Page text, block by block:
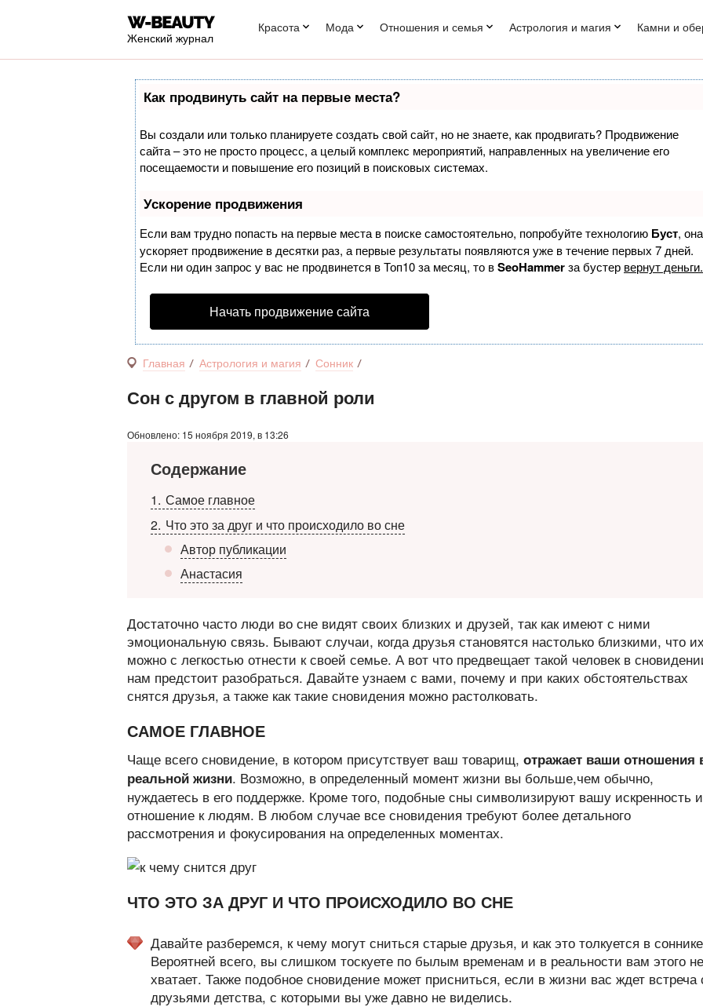
Женский журнал
Красота Мода Отношения и семья Астрология и магия Камни и
Как продвинуть сайт на первые места?
Вы создали или только планируете создать свой сайт, но не знаете, как продвигать? Продвижение
сайта – это не просто процесс, а целый комплекс мероприятий, направленных на увеличение его
посещаемости и повышение его позиций в поисковых системах.
Ускорение продвижения
Если вам трудно попасть на первые места в поиске самостоятельно, попробуйте технологию Буст, она
ускоряет продвижение в десятки раз, а первые результаты появляются уже в течение первых 7 дней.
Если ни один запрос у вас не продвинется в Топ10 за месяц, то вSeoHammerза бустер вернут деньги.
Начать продвижение сайта
Главная Астрология и магия Сонник
Сон с другом в главной роли
Обновлено: 15 ноября 2019, в 13:26
Содержание
1 Самое главное
2 Что это за друг и что происходило во сне
Автор публикации
Анастасия
Достаточно часто люди во сне видят своих близких и друзей, так как имеют с ними
эмоциональную связь. Бывают случаи, когда друзья становятся настолько близкими, что их
можно с легкостью отнести к своей семье. А вот что предвещает такой человек в
нам предстоит разобраться. Давайте узнаем с вами, почему и при каких обстоятельствах
снятся друзья, а также как такие сновидения можно растолковать.
САМОЕ ГЛАВНОЕ
Чаще всего сновидение, в котором присутствует ваш товарищ, отражает ваши отношения
реальной жизни. Возможно, в определенный момент жизни вы больше,чем обычно,
нуждаетесь в его поддержке. Кроме того, подобные сны символизируют вашу искренность и
отношение к людям. В любом случае все сновидения требуют более детального
рассмотрения и фокусирования на определенных моментах.
ЧТО ЭТО ЗА ДРУГ И ЧТО ПРОИСХОДИЛО ВО СНЕ
Давайте разберемся, к чему могут сниться старые друзья, и как это толкуется в
Вероятней всего, вы слишком тоскуете по былым временам и в реальности вам этого не
хватает. Также подобное сновидение может присниться, если в жизни вас ждет встреча
друзьями детства, с которыми вы уже давно не виделись.